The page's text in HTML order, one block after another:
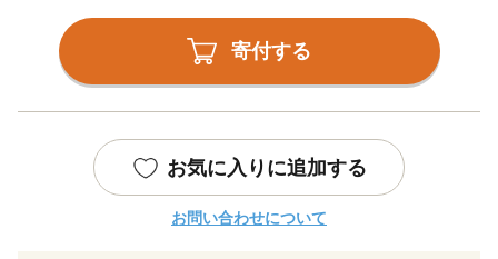
寄付する
お気に入りに追加する
お問い合わせについて